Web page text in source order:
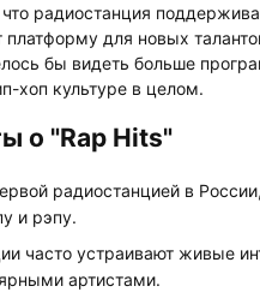
радиостанция
платформу для новых
бы видеть больше
хоп культуре в целом.
о "Rap Hits"
радиостанцией в
и рэпу.
часто устраивают живые
артистами.